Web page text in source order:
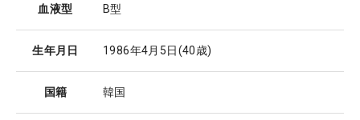
血液型 B型
生年月日 1986年4月5日(40歳)
国籍 韓国